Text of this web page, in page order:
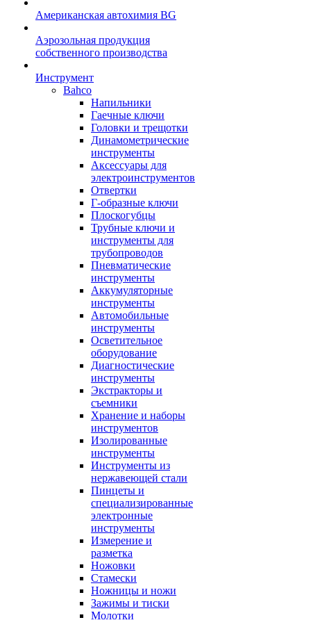
Американская автохимия BG
Аэрозольная продукция
собственного производства
Инструмент
Bahco
Напильники
Гаечные ключи
Головки и трещотки
Динамометрические
инструменты
Аксессуары для
электроинструментов
Отвертки
Г-образные ключи
Плоскогубцы
Трубные ключи и
инструменты для
трубопроводов
Пневматические
инструменты
Аккумуляторные
инструменты
Автомобильные
инструменты
Осветительное
оборудование
Диагностические
инструменты
Экстракторы и
съемники
Хранение и наборы
инструментов
Изолированные
инструменты
Инструменты из
нержавеющей стали
Пинцеты и
специализированные
электронные
инструменты
Измерение и
разметка
Ножовки
Стамески
Ножницы и ножи
Зажимы и тиски
Молотки